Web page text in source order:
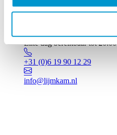
Elke dag bereikbaar tot 20:00
+31 (0)6 19 90 12 29
info@lijmkam.nl